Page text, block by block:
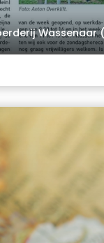
Wassenaar